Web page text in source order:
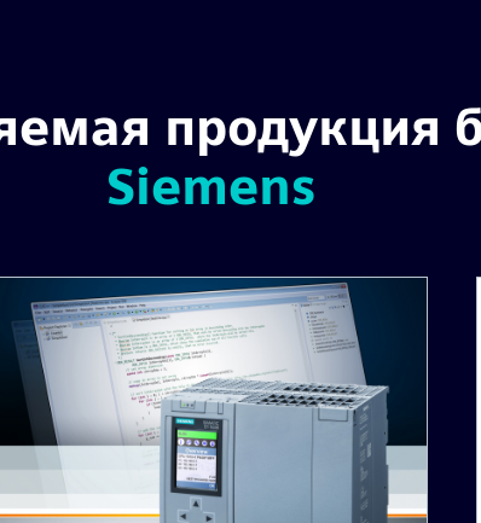
продукция
Siemens